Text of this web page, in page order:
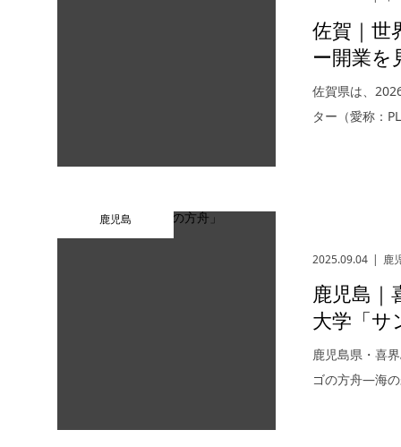
佐賀｜世
ー開業を
佐賀県は、
ター（愛称：
鹿児島
2025.09.04 鹿
鹿児島
大学「サ
鹿児島県・喜
ゴの方舟―海